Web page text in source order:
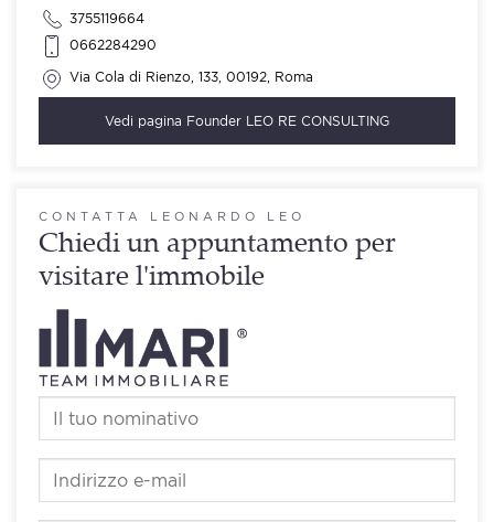
3755119664
0662284290
Via Cola di Rienzo, 133, 00192, Roma
Vedi pagina Founder LEO RE CONSULTING
CONTATTA LEONARDO LEO
Chiedi un appuntamento per
visitare l'immobile